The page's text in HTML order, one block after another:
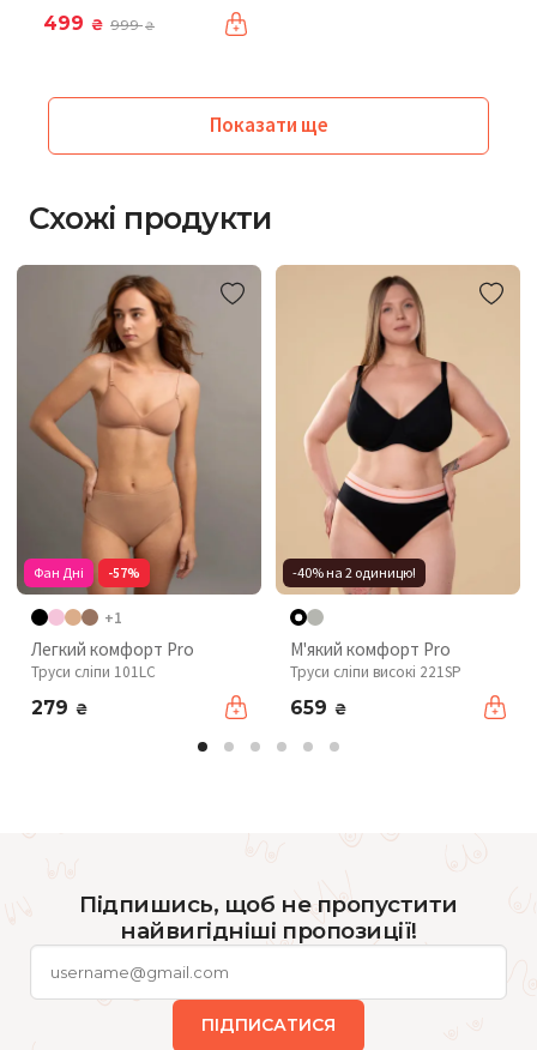
499 ₴ 999₴
Показати ще
Схожі продукти
Фан Дні -57%
+1
Легкий комфорт Pro
Труси сліпи 101LC
279 ₴
-40% на 2 одиницю!
М'який комфорт Pro
Труси сліпи високі 221SP
659 ₴
Підпишись, щоб не пропустити
найвигідніші пропозиції!
ПІДПИСАТИСЯ